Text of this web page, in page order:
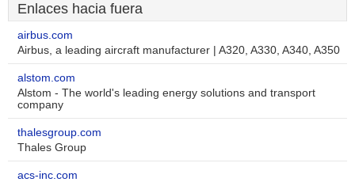
Enlaces hacia fuera
airbus.com
Airbus, a leading aircraft manufacturer | A320, A330, A340, A350
alstom.com
Alstom - The world's leading energy solutions and transport
company
thalesgroup.com
Thales Group
acs-inc.com